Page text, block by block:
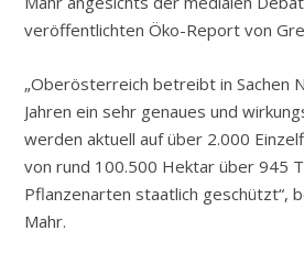
veröffentlichten Öko-Report von
„Oberösterreich betreibt in Sachen
Jahren ein sehr genaues und
werden aktuell auf über 2.000
von rund 100.500 Hektar über 945
Pflanzenarten staatlich geschützt“,
Mahr.